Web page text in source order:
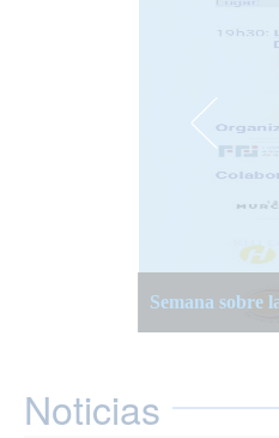
JORNADA –
para cuidar
Semana
XIII Semanas
Semana sobre
Noticias